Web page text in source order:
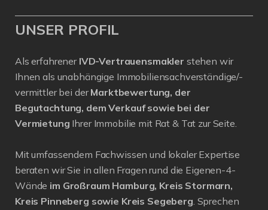
UNSER PROFIL
Als erfahrener IVD-Vertrauensmakler stehen wir
Ihnen als unabhängige Immobiliensachverständige/-
vermittler bei derMarktbewertung, der
Begutachtung, dem Verkauf sowie bei der
Vermietung Ihrer Immobilie mit Rat & Tat zur Seite.
Mit umfassendem Fachwissen und lokaler Expertise
beraten wir Sie in allen Fragen rund die Eigenen-4-
Wände im Großraum Hamburg, Kreis Stormarn,
Kreis Pinneberg sowie Kreis Segeberg. Sprechen